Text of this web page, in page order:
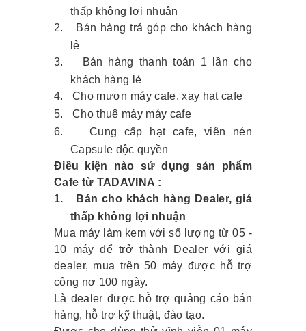
thấp không lợi nhuận
2.
Bán hàng trả góp cho khách hàng
lẻ
3.
Bán hàng thanh toán 1 lần cho
khách hàng lẻ
4.
Cho mượn máy cafe, xay hạt cafe
5.
Cho thuê máy máy cafe
6.
Cung cấp hạt cafe, viên nén
Capsule độc quyền
Điều kiện nào sử dụng sản phẩm
Cafe từ TADAVINA :
1.
Bán cho khách hàng Dealer, giá
thấp không lợi nhuận
Mua máy làm kem với số lượng từ 05 -
10 máy để trở thành Dealer với giá
dealer, mua trên 50 máy được hỗ trợ
công nợ 100 ngày.
Là dealer được hỗ trợ quảng cáo bán
hàng, hỗ trợ kỹ thuật, đào tạo.